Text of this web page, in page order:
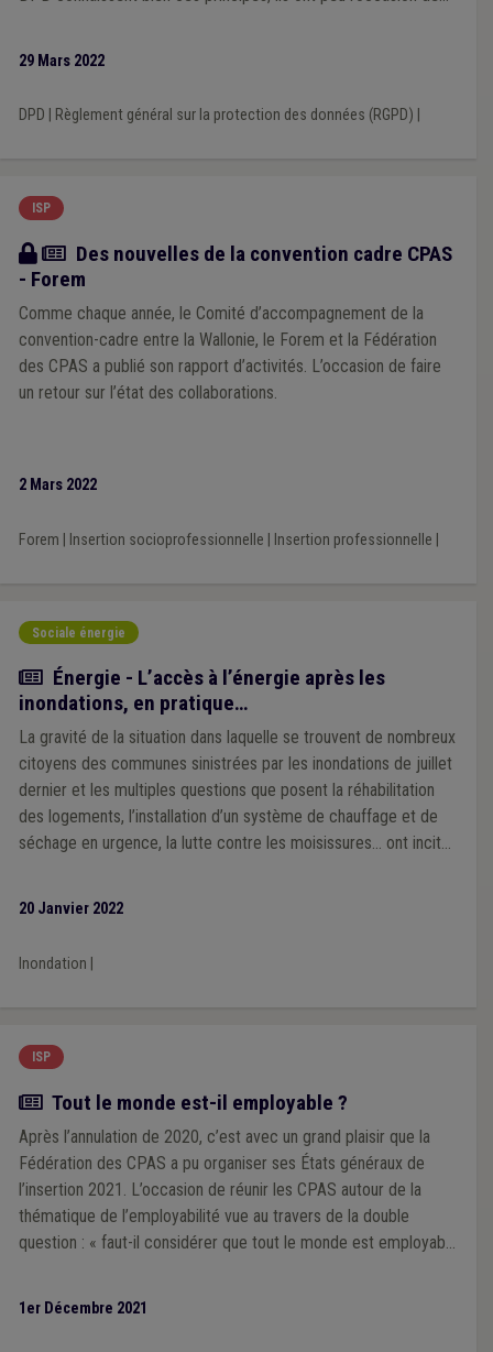
Nous reprenons, dans cet article, les principaux enseignements
l’Autorité de Protection des Données et de la CNIL.
29 Mars 2022
DPD Règlement général sur la protection des données (RGPD)
ISP
Article
Des nouvelles de la convention cadre CPAS
- Forem
Comme chaque année, le Comité d’accompagnement de la
convention-cadre entre la Wallonie, le Forem et la Fédération
des CPAS a publié son rapport d’activités. L’occasion de faire
un retour sur l’état des collaborations.
2 Mars 2022
Forem Insertion socioprofessionnelle Insertion professionnelle
Sociale énergie
Article
Énergie - L’accès à l’énergie après les
inondations, en pratique…
La gravité de la situation dans laquelle se trouvent de nombreux
citoyens des communes sinistrées par les inondations de juillet
dernier et les multiples questions que posent la réhabilitation
des logements, l’installation d’un système de chauffage et de
séchage en urgence, la lutte contre les moisissures… ont incité
20 Janvier 2022
Inondation
ISP
Article
Tout le monde est-il employable ?
Après l’annulation de 2020, c’est avec un grand plaisir que la
Fédération des CPAS a pu organiser ses États généraux de
l’insertion 2021. L’occasion de réunir les CPAS autour de la
thématique de l’employabilité vue au travers de la double
question : « faut-il considérer que tout le monde est employable
1er Décembre 2021